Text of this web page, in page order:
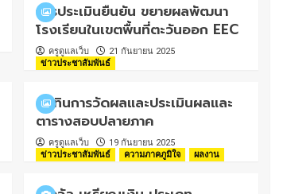
การประเมินยืนยัน ขยายผลพัฒนา
โรงเรียนในเขตพื้นที่ตะวันออก EEC
ครูดูแลเว็บ
21 กันยายน 2025
ข่าวประชาสัมพันธ์
ปฏิทินการวัดผลและประเมินผลและ
ตารางสอบปลายภาค
ครูดูแลเว็บ 19 กันยายน 2025
ข่าวประชาสัมพันธ์ ความภาคภูมิใจ ผลงาน